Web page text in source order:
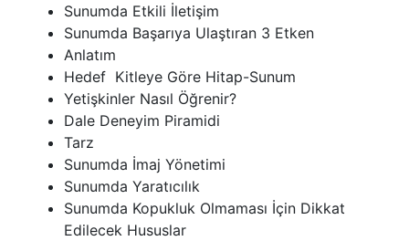
Sunumda Etkili İletişim
Sunumda Başarıya Ulaştıran 3 Etken
Anlatım
Hedef Kitleye Göre Hitap-Sunum
Yetişkinler Nasıl Öğrenir?
Dale Deneyim Piramidi
Tarz
Sunumda İmaj Yönetimi
Sunumda Yaratıcılık
Sunumda Kopukluk Olmaması İçin Dikkat
Edilecek Hususlar